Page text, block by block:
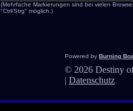
(Mehrfache Markierungen sind bei vielen
"Ctrl/Strg" möglich.)
Powered by Burning
© 2026 Destiny
| Datenschutz